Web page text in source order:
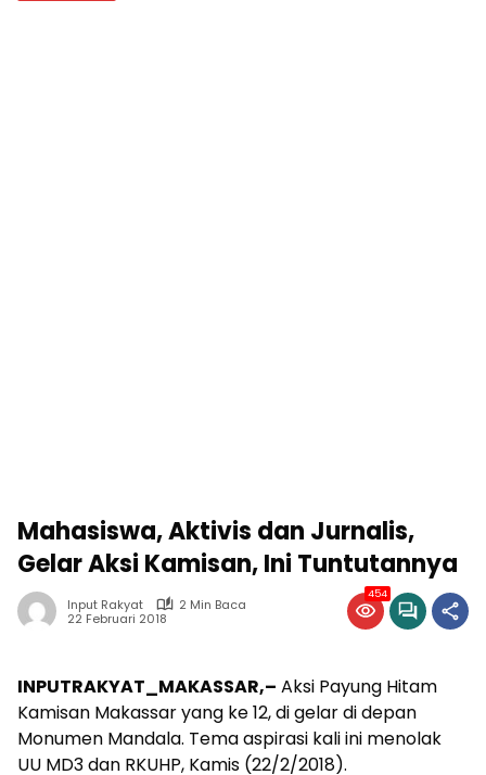
Mahasiswa, Aktivis dan Jurnalis,
Gelar Aksi Kamisan, Ini Tuntutannya
Input Rakyat
2 Min Baca
22 Februari 2018
454
INPUTRAKYAT_MAKASSAR,– Aksi Payung Hitam
Kamisan Makassar yang ke 12, di gelar di depan
Monumen Mandala. Tema aspirasi kali ini menolak
UU MD3 dan RKUHP, Kamis (22/2/2018).